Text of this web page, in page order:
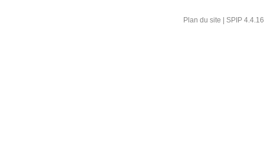
Plan du site | SPIP 4.4.16